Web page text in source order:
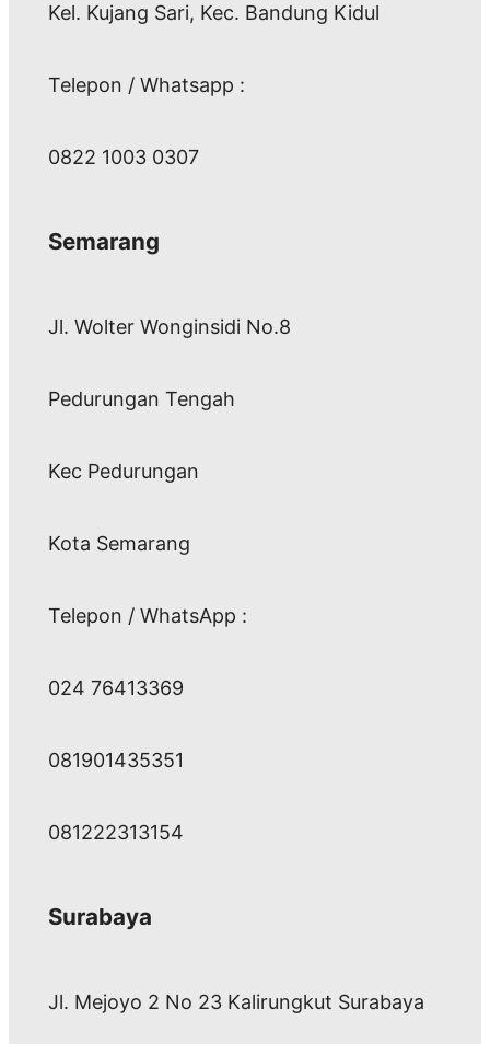
Kel. Kujang Sari, Kec. Bandung Kidul
Telepon / Whatsapp :
0822 1003 0307
Semarang
Jl. Wolter Wonginsidi No.8
Pedurungan Tengah
Kec Pedurungan
Kota Semarang
Telepon / WhatsApp :
024 76413369
081901435351
081222313154
Surabaya
Jl. Mejoyo 2 No 23 Kalirungkut Surabaya